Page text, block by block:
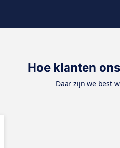
Hoe klanten
Daar zijn we best